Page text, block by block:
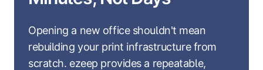
Opening a new office shouldn't mean
rebuilding your print infrastructure from
scratch. ezeep provides a repeatable,